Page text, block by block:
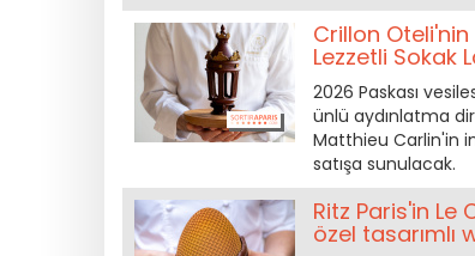
Crillon Oteli'nin
Lezzetli Sokak
2026 Paskası
ünlü aydınlatma
Matthieu Carlin'in
satışa sunulacak.
Ritz Paris'in Le
özel tasarımlı